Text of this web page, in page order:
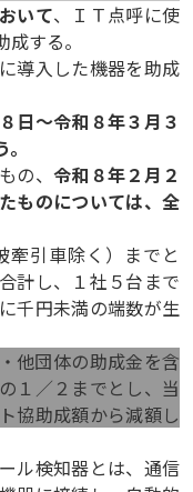
いて、ＩＴ点呼に使
する。
導入した機器を助成
日～令和８年３月３
の、令和８年２月２
ものについては、全
引車除く）までと
計し、１社５台まで
千円未満の端数が生
他団体の助成金を含
１／２までとし、当
協助成額から減額し
ル検知器とは、通信